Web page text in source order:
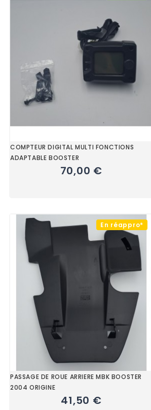
COMPTEUR DIGITAL MULTI FONCTIONS
ADAPTABLE BOOSTER
70,00 €
En réappro*
PASSAGE DE ROUE ARRIERE MBK BOOSTER
2004 ORIGINE
41,50 €